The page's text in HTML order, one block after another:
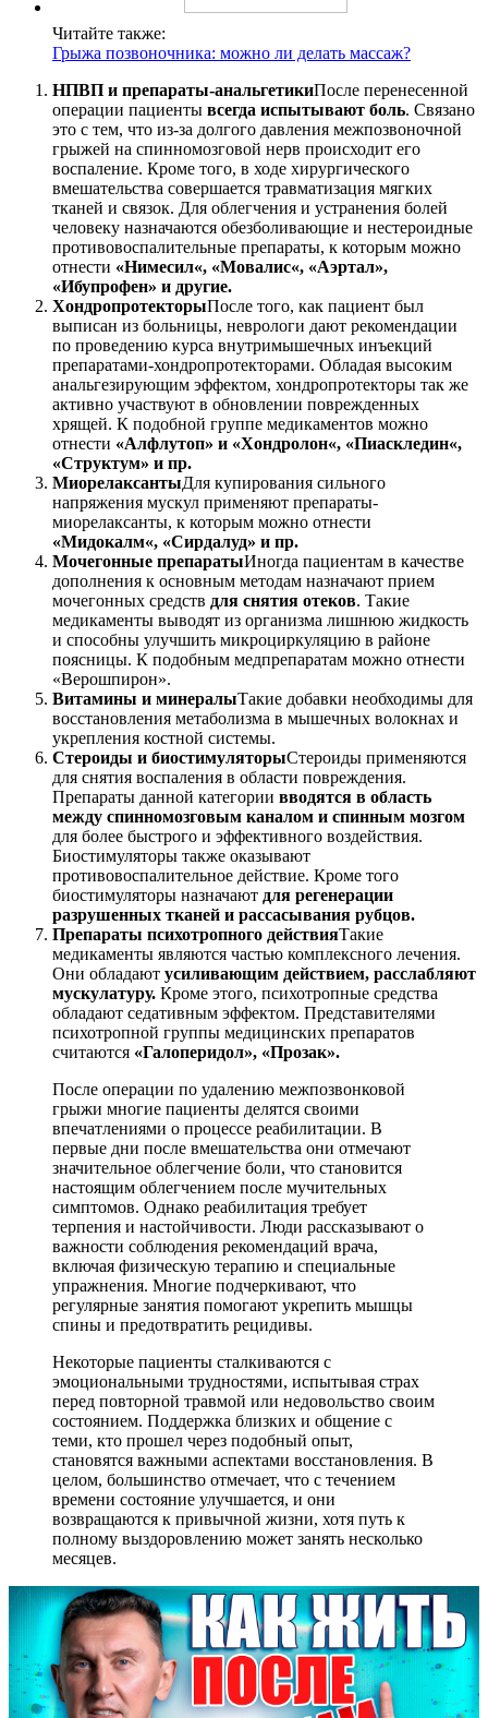
Читайте также:
Грыжа позвоночника: можно ли делать массаж?
НПВП и препараты-анальгетикиПосле перенесенной
операции пациенты всегда испытывают боль. Связано
это с тем, что из-за долгого давления межпозвоночной
грыжей на спинномозговой нерв происходит его
воспаление. Кроме того, в ходе хирургического
вмешательства совершается травматизация мягких
тканей и связок. Для облегчения и устранения болей
человеку назначаются обезболивающие и нестероидные
противовоспалительные препараты, к которым можно
отнести «Нимесил«, «Мовалис«, «Аэртал»,
«Ибупрофен» и другие.
ХондропротекторыПосле того, как пациент был
выписан из больницы, неврологи дают рекомендации
по проведению курса внутримышечных инъекций
препаратами-хондропротекторами. Обладая высоким
анальгезирующим эффектом, хондропротекторы так же
активно участвуют в обновлении поврежденных
хрящей. К подобной группе медикаментов можно
отнести «Алфлутоп» и «Хондролон«, «Пиаскледин«,
«Структум» и пр.
МиорелаксантыДля купирования сильного
напряжения мускул применяют препараты-
миорелаксанты, к которым можно отнести
«Мидокалм«, «Сирдалуд» и пр.
Мочегонные препаратыИногда пациентам в качестве
дополнения к основным методам назначают прием
мочегонных средств для снятия отеков. Такие
медикаменты выводят из организма лишнюю жидкость
и способны улучшить микроциркуляцию в районе
поясницы. К подобным медпрепаратам можно отнести
«Верошпирон».
Витамины и минералыТакие добавки необходимы для
восстановления метаболизма в мышечных волокнах и
укрепления костной системы.
Стероиды и биостимуляторыСтероиды применяются
для снятия воспаления в области повреждения.
Препараты данной категории вводятся в область
между спинномозговым каналом и спинным мозгом
для более быстрого и эффективного воздействия.
Биостимуляторы также оказывают
противовоспалительное действие. Кроме того
биостимуляторы назначают для регенерации
разрушенных тканей и рассасывания рубцов.
Препараты психотропного действияТакие
медикаменты являются частью комплексного лечения.
Они обладают усиливающим действием, расслабляют
мускулатуру. Кроме этого, психотропные средства
обладают седативным эффектом. Представителями
психотропной группы медицинских препаратов
считаются «Галоперидол», «Прозак».
После операции по удалению межпозвонковой
грыжи многие пациенты делятся своими
впечатлениями о процессе реабилитации. В
первые дни после вмешательства они отмечают
значительное облегчение боли, что становится
настоящим облегчением после мучительных
симптомов. Однако реабилитация требует
терпения и настойчивости. Люди рассказывают о
важности соблюдения рекомендаций врача,
включая физическую терапию и специальные
упражнения. Многие подчеркивают, что
регулярные занятия помогают укрепить мышцы
спины и предотвратить рецидивы.
Некоторые пациенты сталкиваются с
эмоциональными трудностями, испытывая страх
перед повторной травмой или недовольство своим
состоянием. Поддержка близких и общение с
теми, кто прошел через подобный опыт,
становятся важными аспектами восстановления. В
целом, большинство отмечает, что с течением
времени состояние улучшается, и они
возвращаются к привычной жизни, хотя путь к
полному выздоровлению может занять несколько
месяцев.